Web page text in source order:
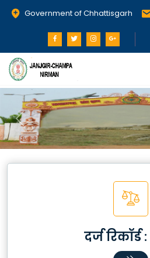
Government of Chhattisgarh
Previous
दर्ज रिकॉर्ड :